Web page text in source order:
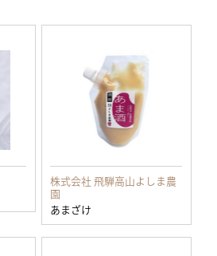
株式会社 飛騨高山よしま農
園
あまざけ